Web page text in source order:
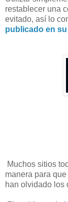
restablecer una
evitado, así lo
publicado en
Muchos sitios
manera para
han olvidado los